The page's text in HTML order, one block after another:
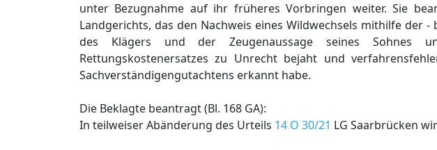
unter Bezugnahme auf ihr früheres Vorbringen weiter. Sie
Landgerichts, das den Nachweis eines Wildwechsels mithilfe der
des Klägers und der Zeugenaussage seines Sohnes
Rettungskostenersatzes zu Unrecht bejaht und
Sachverständigengutachtens erkannt habe.
Die Beklagte beantragt (Bl. 168 GA):
In teilweiser Abänderung des Urteils 14 O 30/21 LG Saarbrücken